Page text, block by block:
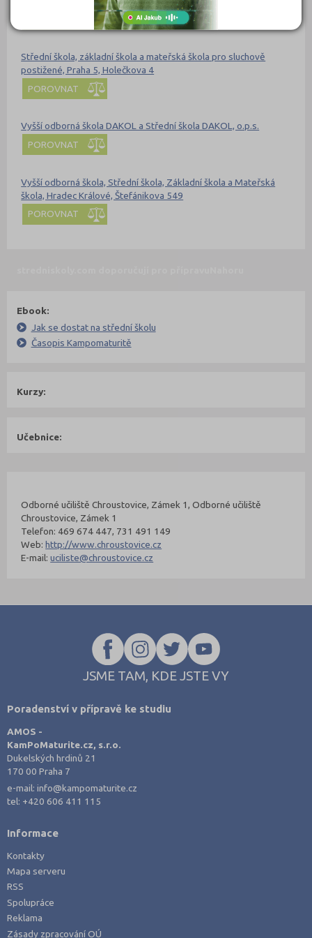
Střední škola, základní škola a mateřská škola pro sluchově
postižené, Praha 5, Holečkova 4
POROVNAT
Vyšší odborná škola DAKOL a Střední škola DAKOL, o.p.s.
POROVNAT
Vyšší odborná škola, Střední škola, Základní škola a Mateřská
škola, Hradec Králové, Štefánikova 549
POROVNAT
Ebook:
Jak se dostat na střední školu
Časopis Kampomaturitě
Kurzy:
Učebnice:
Odborné učiliště Chroustovice, Zámek 1, Odborné učiliště
Chroustovice, Zámek 1
Telefon: 469 674 447, 731 491 149
Web:http://www.chroustovice.cz
E-mail:uciliste@chroustovice.cz
JSME TAM, KDE JSTE VY
Poradenství v přípravě ke studiu
AMOS -
KamPoMaturite.cz, s.r.o.
Dukelských hrdinů 21
170 00 Praha 7
e-mail:info@kampomaturite.cz
tel: +420 606 411 115
Informace
Kontakty
Mapa serveru
RSS
Spolupráce
Reklama
Zásady zpracování OÚ